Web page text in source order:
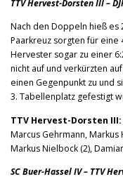
TTV Hervest-Dorsten III –
Nach den Doppeln hieß es
Paarkreuz sorgten für eine
Hervester sogar zu einer
nicht auf und verkürzten
einen Gegenpunkt zu und
3. Tabellenplatz gefestigt
TTV Hervest-Dorsten III:
Marcus Gehrmann, Markus
Markus Nielbock (2),
SC Buer-Hassel IV – TTV